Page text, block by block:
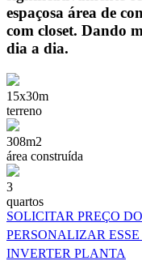
espaçosa área de
com closet. Dando
dia a dia.
15x30m
terreno
308m2
área construída
3
quartos
SOLICITAR PREÇO
PERSONALIZAR ESSE
INVERTER PLANTA